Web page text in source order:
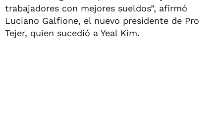
trabajadores con mejores sueldos”, afirmó
Luciano Galfione, el nuevo presidente de Pro
Tejer, quien sucedió a Yeal Kim.